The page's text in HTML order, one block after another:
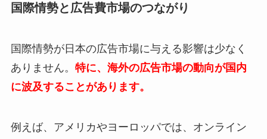
国際情勢と広告費市場のつながり
国際情勢が日本の広告市場に与える影響は少なく
ありません。 特に、海外の広告市場の動向が国内
に波及することがあります。
例えば、アメリカやヨーロッパでは、オンライン